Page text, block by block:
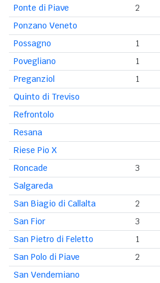
Ponte di Piave
2
Ponzano Veneto
Possagno
1
Povegliano
1
Preganziol
1
Quinto di Treviso
Refrontolo
Resana
Riese Pio X
Roncade
3
Salgareda
San Biagio di Callalta
2
San Fior
3
San Pietro di Feletto
1
San Polo di Piave
2
San Vendemiano